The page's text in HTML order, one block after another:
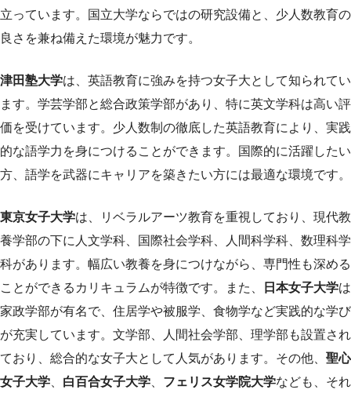
立っています。国立大学ならではの研究設備と、少人数教育の
良さを兼ね備えた環境が魅力です。
津田塾大学は、英語教育に強みを持つ女子大として知られてい
ます。学芸学部と総合政策学部があり、特に英文学科は高い評
価を受けています。少人数制の徹底した英語教育により、実践
的な語学力を身につけることができます。国際的に活躍したい
方、語学を武器にキャリアを築きたい方には最適な環境です。
東京女子大学は、リベラルアーツ教育を重視しており、現代教
養学部の下に人文学科、国際社会学科、人間科学科、数理科学
科があります。幅広い教養を身につけながら、専門性も深める
ことができるカリキュラムが特徴です。また、
日本女子大学は
家政学部が有名で、住居学や被服学、食物学など実践的な学び
が充実しています。文学部、人間社会学部、理学部も設置され
ており、総合的な女子大として人気があります。その他、 聖心
女子大学
白百合女子大学 フェリス女学院大学なども、それ